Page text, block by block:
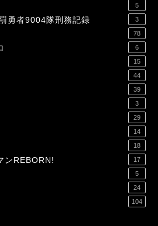
5
勇者9004隊刑務記録 3
78
6
15
44
39
3
29
14
18
ンREBORN! 17
5
24
104